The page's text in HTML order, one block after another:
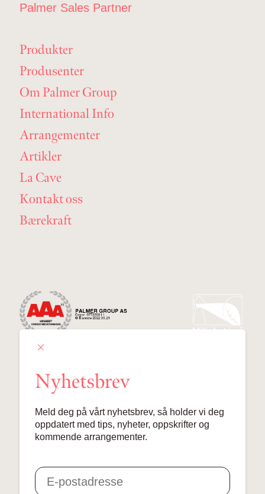
Palmer Sales Partner
Produkter
Produsenter
Om Palmer Group
International Info
Arrangementer
Artikler
La Cave
Kontakt oss
Bærekraft
Lille Grensen 7, 0159 Oslo
© 2024 Palmer Group AS
Nyhetsbrev
Meld deg på vårt nyhetsbrev, så holder vi deg
oppdatert med tips, nyheter, oppskrifter og
kommende arrangementer.